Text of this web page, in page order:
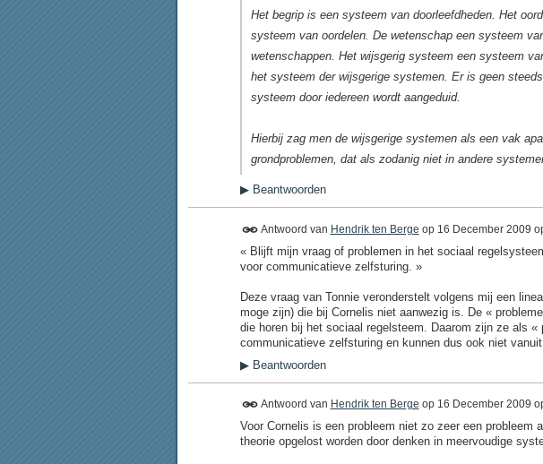
Het begrip is een systeem van doorleefdheden. Het
systeem van oordelen. De wetenschap een systeem
wetenschappen. Het wijsgerig systeem een systeem
het systeem der wijsgerige systemen. Er is geen
systeem door iedereen wordt aangeduid.
Hierbij zag men de wijsgerige systemen als een vak
grondproblemen, dat als zodanig niet in andere
▶Beantwoorden
Antwoord van Hendrik ten Berge op 16 December 2009
« Blijft mijn vraag of problemen in het sociaal
voor communicatieve zelfsturing. »
Deze vraag van Tonnie veronderstelt volgens mij een
moge zijn) die bij Cornelis niet aanwezig is. De «
die horen bij het sociaal regelsteem. Daarom zijn ze als
communicatieve zelfsturing en kunnen dus ook niet
▶Beantwoorden
Antwoord van Hendrik ten Berge op 16 December 2009
Voor Cornelis is een probleem niet zo zeer een probleem
theorie opgelost worden door denken in meervoudige